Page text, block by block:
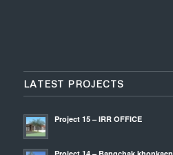
LATEST PROJECTS
Project 15 – IRR OFFICE